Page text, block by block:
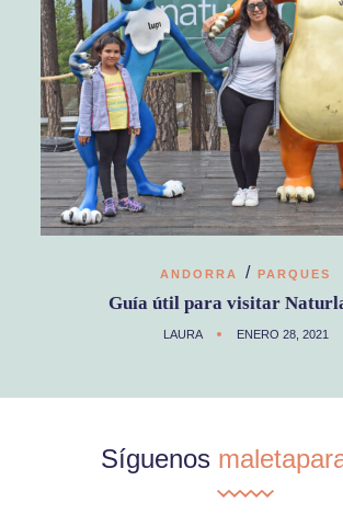
ANDORRA / PARQUES
Guía útil para visitar
LAURA ENERO 28, 2021
Síguenos